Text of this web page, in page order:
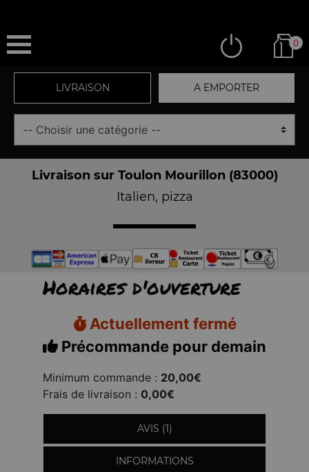
0
LIVRAISON A EMPORTER
Livraison sur Toulon Mourillon (83000)
Italien, pizza
Horaires d'ouverture
Actuellement fermé
Précommande pour demain
Minimum commande : 20,00€
Frais de livraison : 0,00€
AVIS (1)
INFORMATIONS